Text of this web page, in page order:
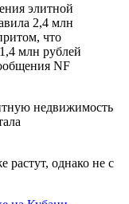
элитной
2,4 млн
что
млн рублей
NF
недвижимость
однако не с